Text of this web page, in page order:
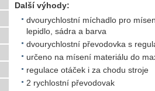
Další výhody:
dvourychlostní míchadlo pro
lepidlo, sádra a barva
dvourychlostní převodovka s
určeno na mísení materiálu do
regulace otáček i za chodu stroje
2 rychlostní převodovak